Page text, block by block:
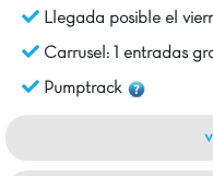
Llegada posible el
Carrusel: 1 entradas
Pumptrack